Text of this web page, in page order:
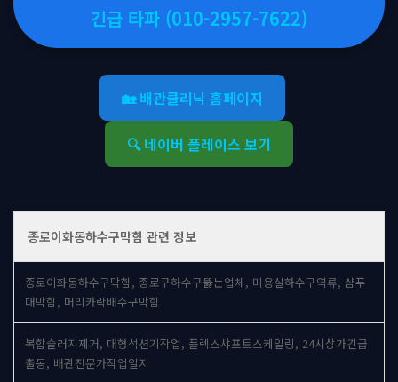
긴급 타파 (010-2957-7622)
🏡 배관클리닉 홈페이지
🔍 네이버 플레이스 보기
종로이화동하수구막힘 관련 정보
종로이화동하수구막힘, 종로구하수구뚫는업체, 미용실하수구역류, 샴푸
대막힘, 머리카락배수구막힘
복합슬러지제거, 대형석션기작업, 플렉스샤프트스케일링, 24시상가긴급
출동, 배관전문가작업일지